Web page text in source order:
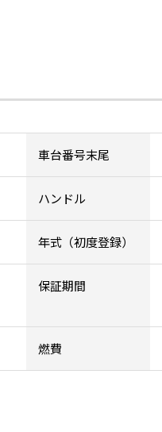
車台番号末尾
ハンドル
年式（初度登録）
保証期間
燃費